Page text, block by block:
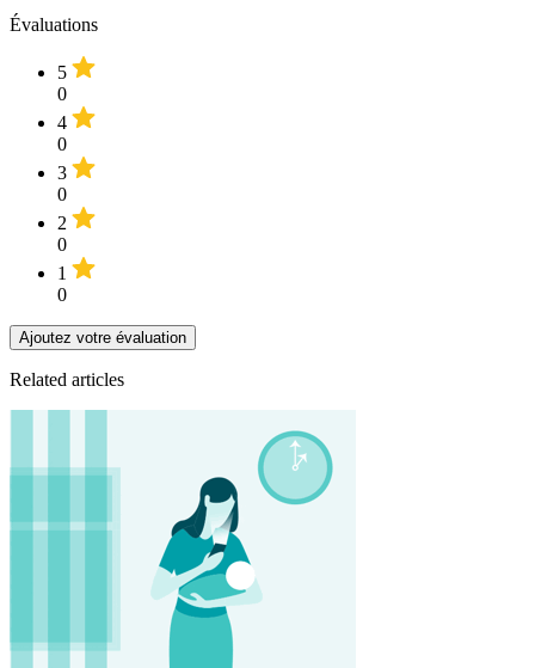
Évaluations
5
0
4
0
3
0
2
0
1
0
Ajoutez votre évaluation
Related articles